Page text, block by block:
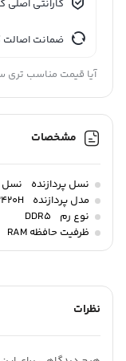
گارانتی اصلی
ضمانت اصالت
آیا قیمت مناسب تری
مشخصات
نسل پردازنده
نسل 13
مدل پردازنده
نوع رم
DDR5
ظرفیت حافظه RAM
نظرات